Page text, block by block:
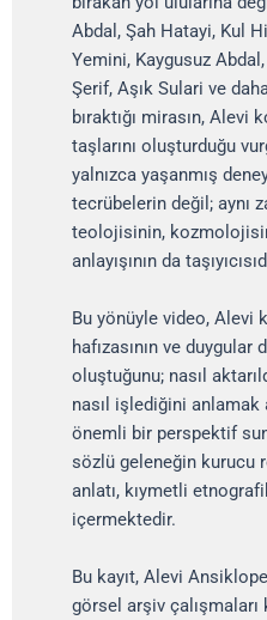
Abdal, Şah Hatayi, Kul
Yemini, Kaygusuz
Şerif, Aşık Sulari ve
bıraktığı mirasın,
taşlarını oluşturduğu
yalnızca yaşanmış
tecrübelerin değil; aynı
teolojisinin,
anlayışının da
Bu yönüyle video, Alevi
hafızasının ve duygular
oluştuğunu; nasıl
nasıl işlediğini anlamak
önemli bir perspektif
sözlü geleneğin kurucu
anlatı, kıymetli
içermektedir.
Bu kayıt, Alevi
görsel arşiv çalışmaları